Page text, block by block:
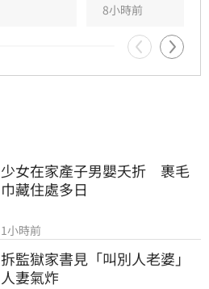
8小時前
少女在家產子男嬰夭折　裹毛
巾藏住處多日
1小時前
拆監獄家書見「叫別人老婆」
人妻氣炸